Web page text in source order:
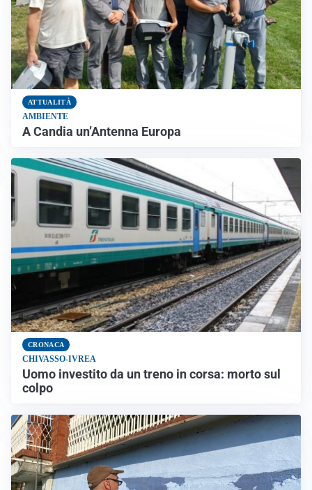
ATTUALITÀ
AMBIENTE
A Candia un’Antenna Europa
CRONACA
CHIVASSO-IVREA
Uomo investito da un treno in corsa: morto sul
colpo